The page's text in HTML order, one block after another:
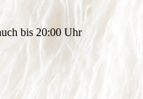
bis 20:00 Uhr